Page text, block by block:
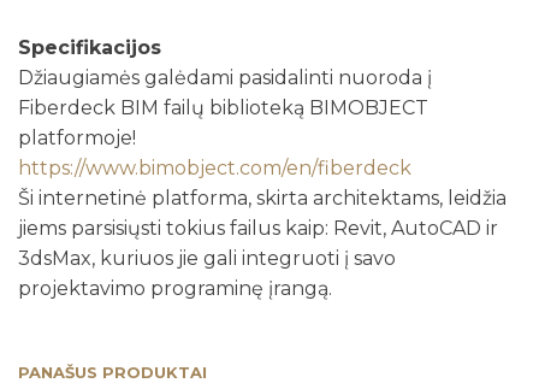
Specifikacijos
Džiaugiamės galėdami pasidalinti nuoroda į
Fiberdeck BIM failų biblioteką BIMOBJECT
platformoje!
https://www.bimobject.com/en/fiberdeck
Ši internetinė platforma, skirta architektams, leidžia
jiems parsisiųsti tokius failus kaip: Revit, AutoCAD ir
3dsMax, kuriuos jie gali integruoti į savo
projektavimo programinę įrangą.
PANAŠUS PRODUKTAI